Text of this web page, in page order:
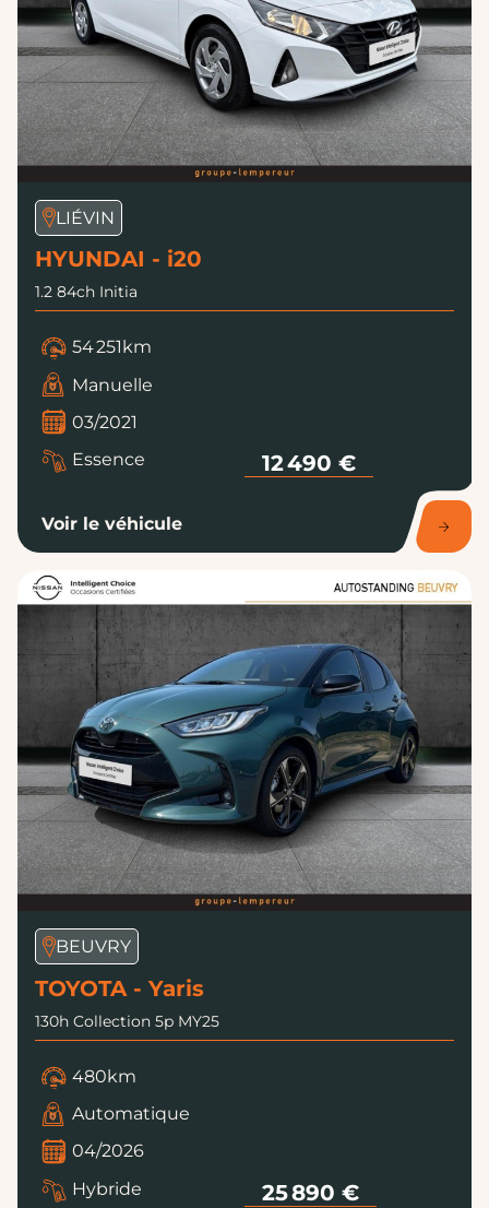
LIÉVIN
HYUNDAI - i20
1.2 84ch Initia
54 251km
Manuelle
03/2021
Essence
12 490 €
Voir le véhicule
BEUVRY
TOYOTA - Yaris
130h Collection 5p MY25
480km
Automatique
04/2026
Hybride
25 890 €